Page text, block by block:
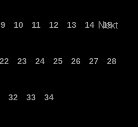
9 10 11 12 13 14 15
22 23 24 25 26 27 28
32 33 34
Next